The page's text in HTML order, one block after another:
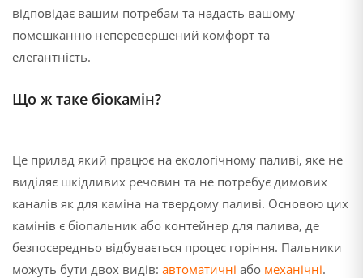
відповідає вашим потребам та надасть вашому
помешканню неперевершений комфорт та
елегантність.
Що ж таке біокамін?
Це прилад який працює на екологічному паливі, яке не
виділяє шкідливих речовин та не потребує димових
каналів як для каміна на твердому паливі. Основою цих
камінів є біопальник або контейнер для палива, де
безпосередньо відбувається процес горіння. Пальники
можуть бути двох видів: автоматичні або механічні.